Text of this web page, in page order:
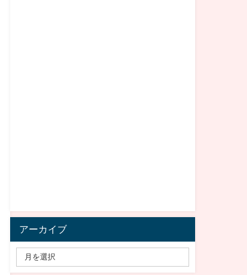
アーカイブ